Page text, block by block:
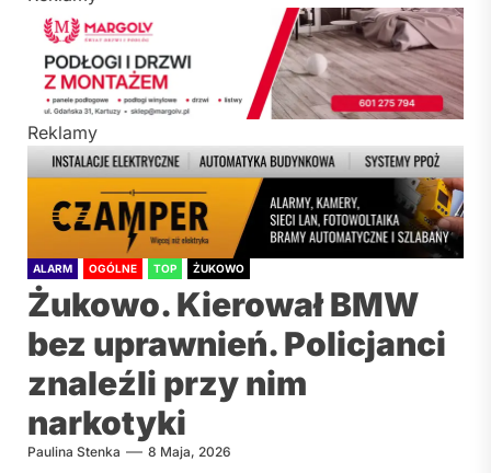
Reklamy
ALARM OGÓLNE TOP ŻUKOWO
Żukowo. Kierował BMW
bez uprawnień. Policjanci
znaleźli przy nim
narkotyki
Paulina Stenka 8 Maja, 2026